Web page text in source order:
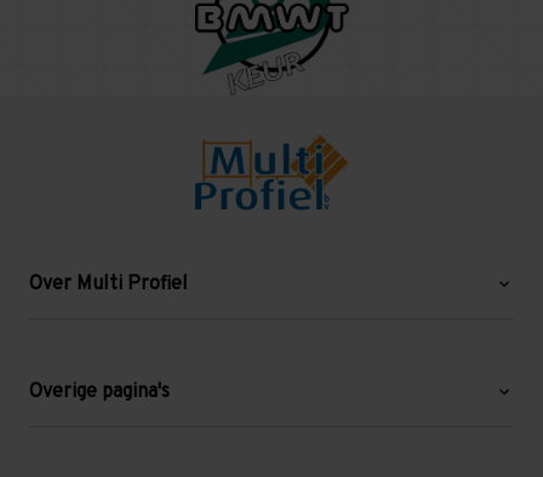
Over Multi Profiel
Blog
Overige pagina's